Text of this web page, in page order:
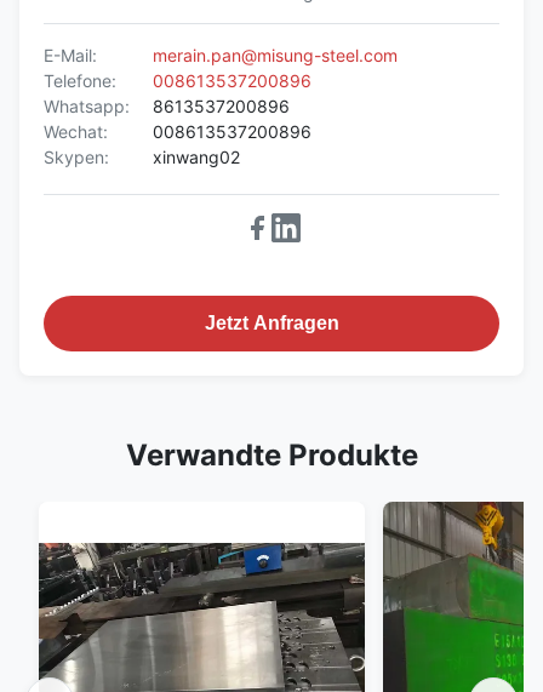
E-Mail:
merain.pan@misung-steel.com
Telefone:
008613537200896
Whatsapp:
8613537200896
Wechat:
008613537200896
Skypen:
xinwang02
Jetzt Anfragen
Verwandte Produkte